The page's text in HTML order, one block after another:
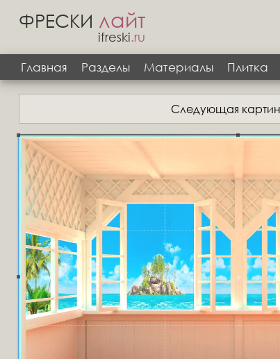
ФРЕСКИ лайт
ifreski.ru
Главная
Разделы Материалы Плитка
Следующая